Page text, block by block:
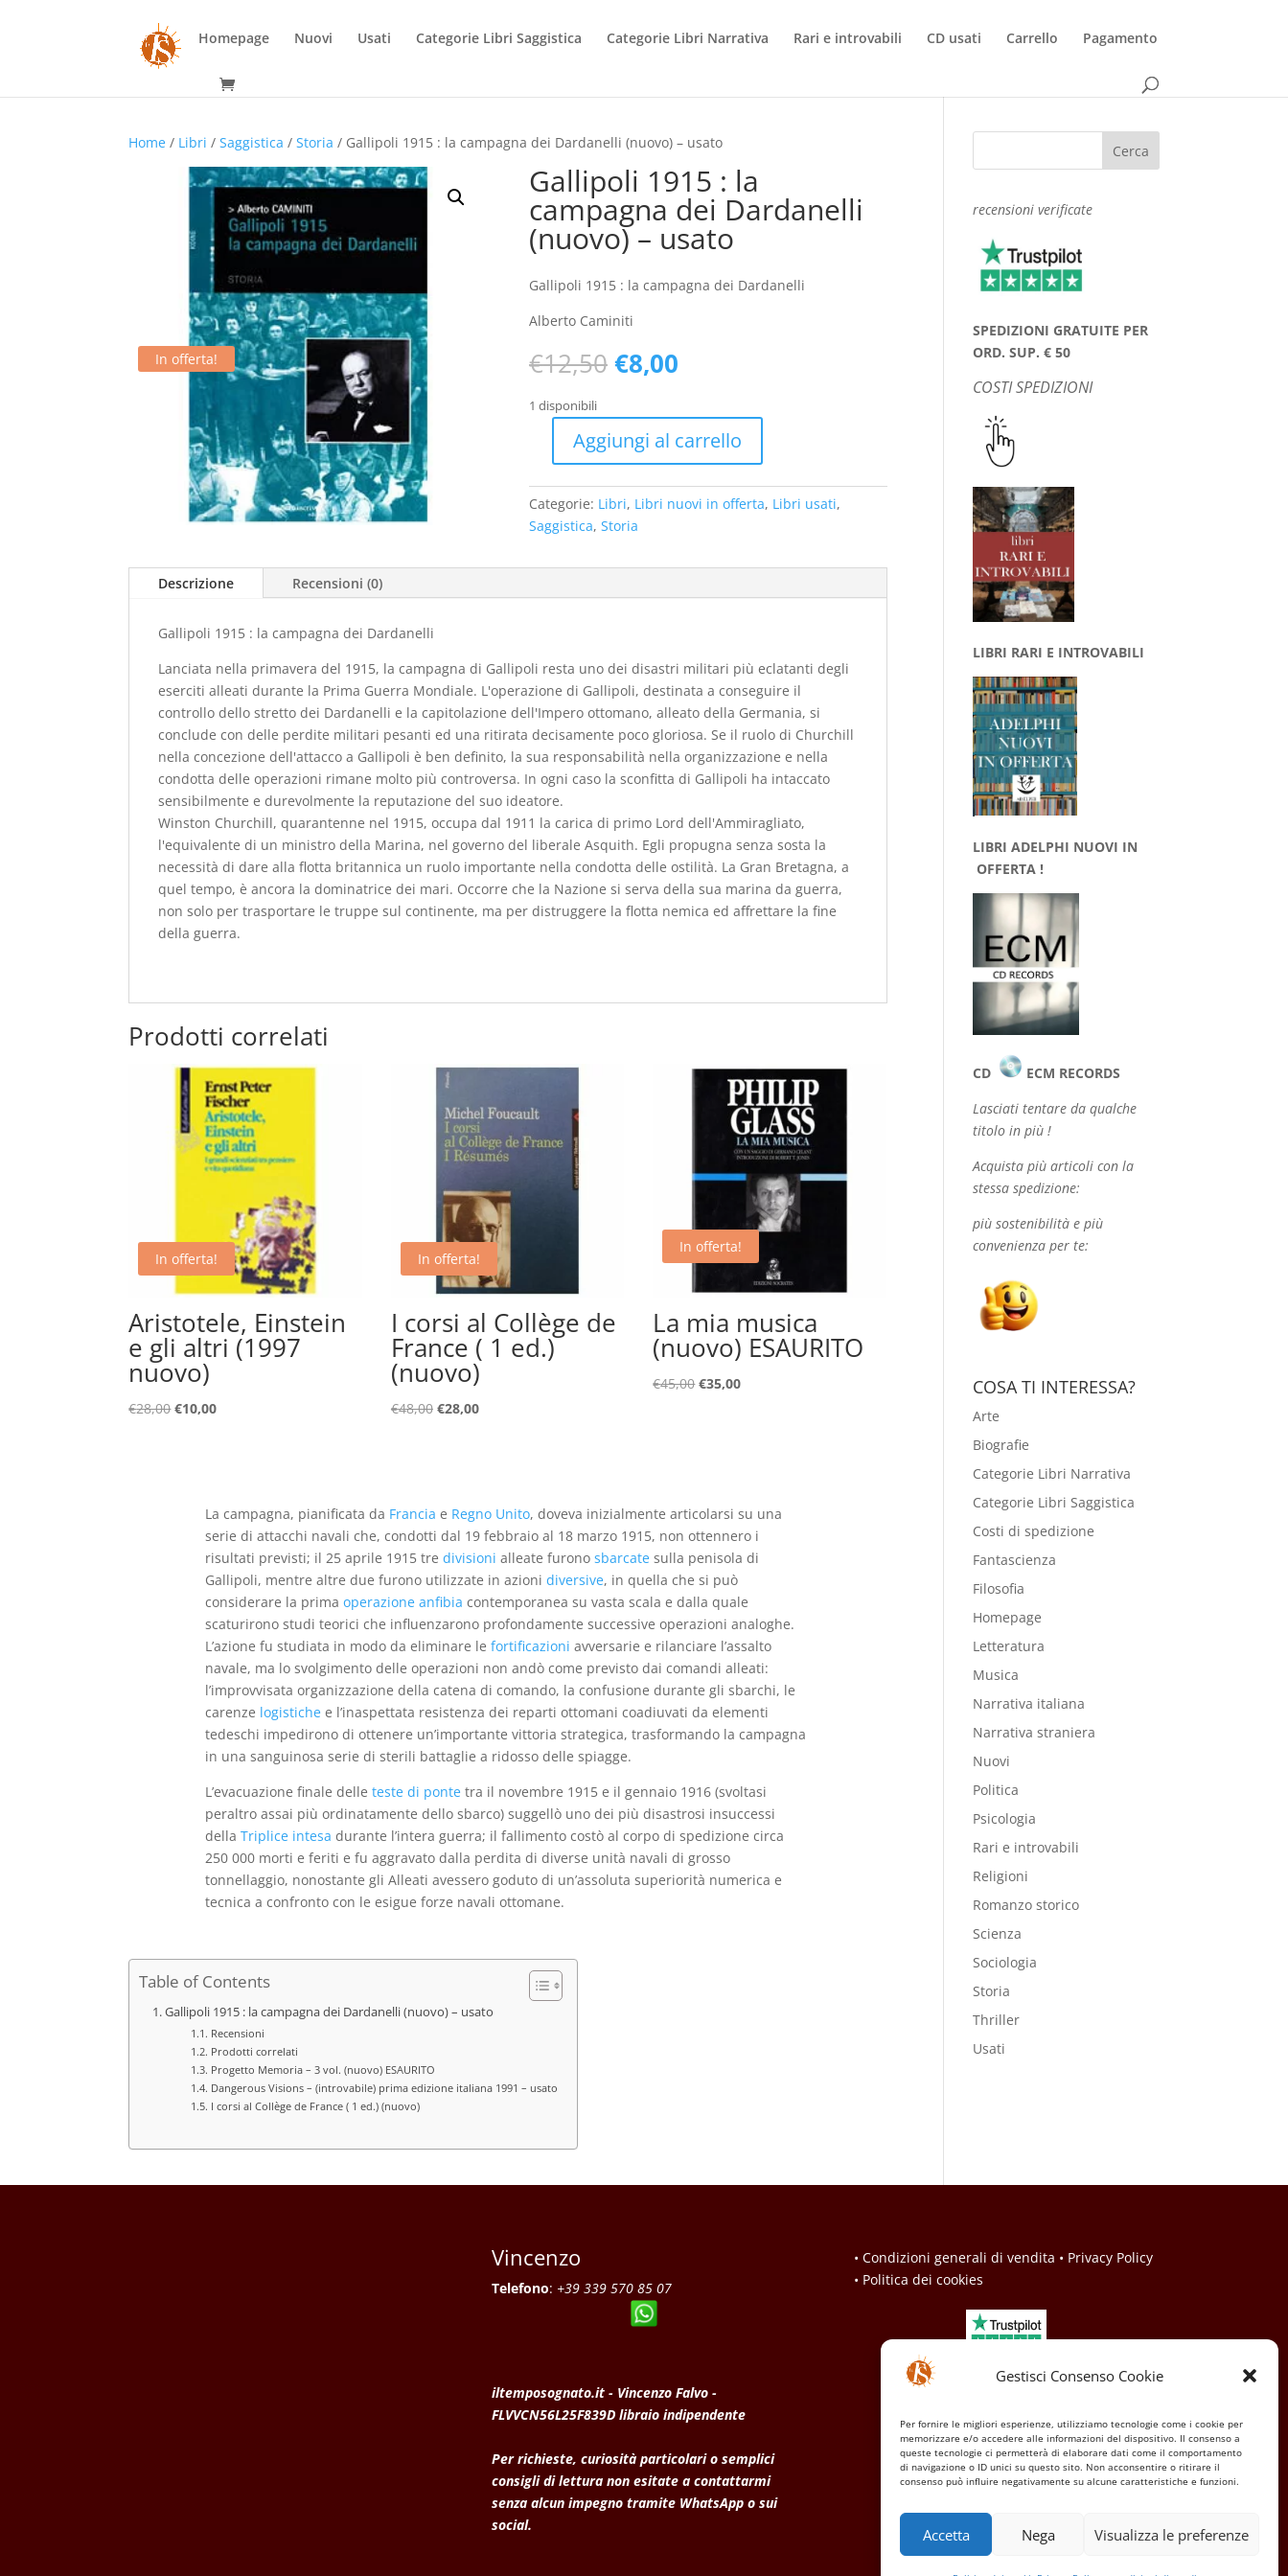
Gestisci Consenso Cookie
Per fornire le migliori esperienze, utilizziamo tecnologie come i cookie per
memorizzare e/o accedere alle informazioni del dispositivo. Il consenso a
queste tecnologie ci permetterà di elaborare dati come il comportamento
di navigazione o ID unici su questo sito. Non acconsentire o ritirare il
consenso può influire negativamente su alcune caratteristiche e funzioni.
Accetta Nega Visualizza le preferenze
Homepage Nuovi Usati Categorie Libri Saggistica Categorie Libri Narrativa Rari e introvabili CD usati Carrello Pagamento
Home / Libri /Saggistica /Storia / Gallipoli 1915 : la campagna dei Dardanelli (nuovo) – usato
In offerta!
Gallipoli 1915 : la
campagna dei Dardanelli
(nuovo) – usato
Gallipoli 1915 : la campagna dei Dardanelli
Alberto Caminiti
€12,50Il
prezzo
era:
€12,50.
€8,00Il
è:
€8,00.
1 disponibili
Gallipoli
la
campagna
quantità
Aggiungi al carrello
Categorie: Libri, Libri nuovi in offerta, Libri usati,
Saggistica, Storia
Descrizione Recensioni (0)
Gallipoli 1915 : la campagna dei Dardanelli
Lanciata nella primavera del 1915, la campagna di Gallipoli resta uno dei disastri militari più eclatanti degli
eserciti alleati durante la Prima Guerra Mondiale. L'operazione di Gallipoli, destinata a conseguire il
controllo dello stretto dei Dardanelli e la capitolazione dell'Impero ottomano, alleato della Germania, si
conclude con delle perdite militari pesanti ed una ritirata decisamente poco gloriosa. Se il ruolo di Churchill
nella concezione dell'attacco a Gallipoli è ben definito, la sua responsabilità nella organizzazione e nella
condotta delle operazioni rimane molto più controversa. In ogni caso la sconfitta di Gallipoli ha intaccato
sensibilmente e durevolmente la reputazione del suo ideatore.
Winston Churchill, quarantenne nel 1915, occupa dal 1911 la carica di primo Lord dell'Ammiragliato,
l'equivalente di un ministro della Marina, nel governo del liberale Asquith. Egli propugna senza sosta la
necessità di dare alla flotta britannica un ruolo importante nella condotta delle ostilità. La Gran Bretagna, a
quel tempo, è ancora la dominatrice dei mari. Occorre che la Nazione si serva della sua marina da guerra,
non solo per trasportare le truppe sul continente, ma per distruggere la flotta nemica ed affrettare la fine
della guerra.
Prodotti correlati
In offerta!
Aristotele, Einstein
e gli altri (1997
nuovo)
€28,00Il
€10,00Il
In offerta!
I corsi al Collège de
France ( 1 ed.)
(nuovo)
€48,00 Il
€28,00Il
In offerta!
La mia musica
(nuovo) ESAURITO
€45,00Il
€35,00Il
La campagna, pianificata da Francia e Regno Unito, doveva inizialmente articolarsi su una
serie di attacchi navali che, condotti dal 19 febbraio al 18 marzo 1915, non ottennero i
risultati previsti; il 25 aprile 1915 tre divisioni alleate furono sbarcate sulla penisola di
Gallipoli, mentre altre due furono utilizzate in azioni diversive, in quella che si può
considerare la prima operazione anfibia contemporanea su vasta scala e dalla quale
scaturirono studi teorici che influenzarono profondamente successive operazioni analoghe.
L’azione fu studiata in modo da eliminare le fortificazioni avversarie e rilanciare l’assalto
navale, ma lo svolgimento delle operazioni non andò come previsto dai comandi alleati:
l’improvvisata organizzazione della catena di comando, la confusione durante gli sbarchi, le
carenze logistiche e l’inaspettata resistenza dei reparti ottomani coadiuvati da elementi
tedeschi impedirono di ottenere un’importante vittoria strategica, trasformando la campagna
in una sanguinosa serie di sterili battaglie a ridosso delle spiagge.
L’evacuazione finale delle teste di ponte tra il novembre 1915 e il gennaio 1916 (svoltasi
peraltro assai più ordinatamente dello sbarco) suggellò uno dei più disastrosi insuccessi
della Triplice intesa durante l’intera guerra; il fallimento costò al corpo di spedizione circa
250 000 morti e feriti e fu aggravato dalla perdita di diverse unità navali di grosso
tonnellaggio, nonostante gli Alleati avessero goduto di un’assoluta superiorità numerica e
tecnica a confronto con le esigue forze navali ottomane.
Table of Contents
Gallipoli 1915 : la campagna dei Dardanelli (nuovo) – usato
Recensioni
Prodotti correlati
Progetto Memoria – 3 vol. (nuovo) ESAURITO
Dangerous Visions – (introvabile) prima edizione italiana 1991 – usato
I corsi al Collège de France ( 1 ed.) (nuovo)
recensioni verificate
SPEDIZIONI GRATUITE PER
ORD. SUP. € 50
COSTI SPEDIZIONI
LIBRI RARI E INTROVABILI
LIBRI ADELPHI NUOVI IN
OFFERTA !
CD
ECM RECORDS
Lasciati tentare da qualche
titolo in più !
Acquista più articoli con la
stessa spedizione:
più sostenibilità e più
convenienza per te:
COSA TI INTERESSA?
Arte
Biografie
Categorie Libri Narrativa
Categorie Libri Saggistica
Costi di spedizione
Fantascienza
Filosofia
Homepage
Letteratura
Musica
Narrativa italiana
Narrativa straniera
Nuovi
Politica
Psicologia
Rari e introvabili
Religioni
Romanzo storico
Scienza
Sociologia
Storia
Thriller
Usati
Vincenzo
Telefono: +39 339 570 85 07
iltemposognato.it - Vincenzo Falvo -
FLVVCN56L25F839D libraio indipendente
Per richieste, curiosità particolari o semplici
consigli di lettura non esitate a contattarmi
senza alcun impegno tramite WhatsApp o sui
social.
• Condizioni generali di vendita • Privacy Policy
• Politica dei cookies